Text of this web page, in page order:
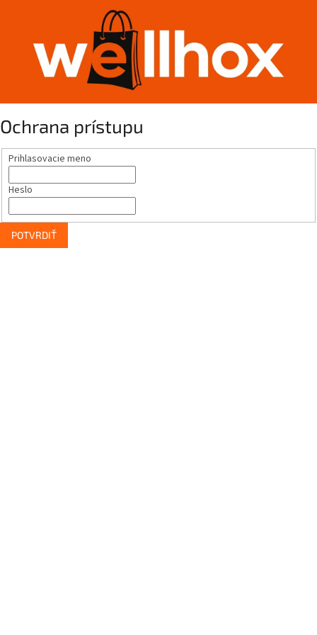
Ochrana prístupu
Prihlasovacie meno
Heslo
POTVRDIŤ